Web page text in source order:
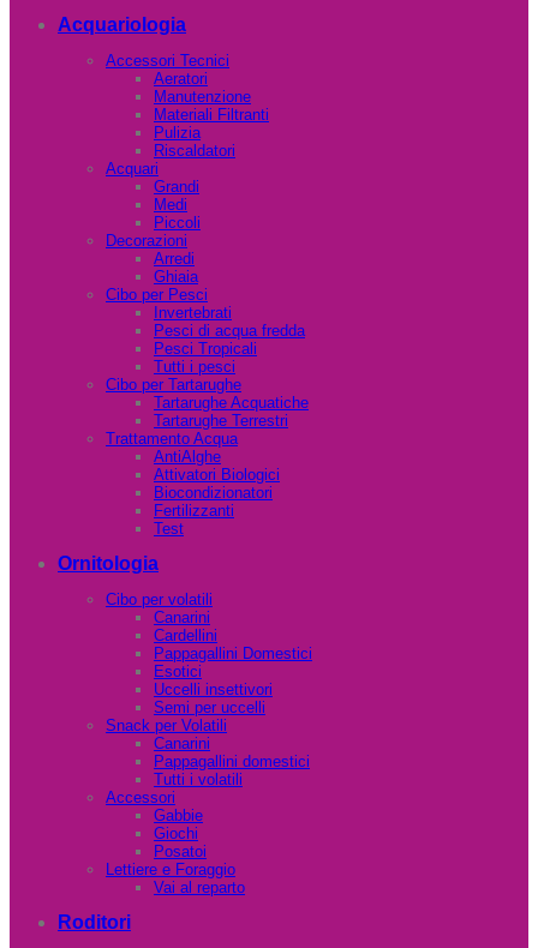
Acquariologia
Accessori Tecnici
Aeratori
Manutenzione
Materiali Filtranti
Pulizia
Riscaldatori
Acquari
Grandi
Medi
Piccoli
Decorazioni
Arredi
Ghiaia
Cibo per Pesci
Invertebrati
Pesci di acqua fredda
Pesci Tropicali
Tutti i pesci
Cibo per Tartarughe
Tartarughe Acquatiche
Tartarughe Terrestri
Trattamento Acqua
AntiAlghe
Attivatori Biologici
Biocondizionatori
Fertilizzanti
Test
Ornitologia
Cibo per volatili
Canarini
Cardellini
Pappagallini Domestici
Esotici
Uccelli insettivori
Semi per uccelli
Snack per Volatili
Canarini
Pappagallini domestici
Tutti i volatili
Accessori
Gabbie
Giochi
Posatoi
Lettiere e Foraggio
Vai al reparto
Roditori